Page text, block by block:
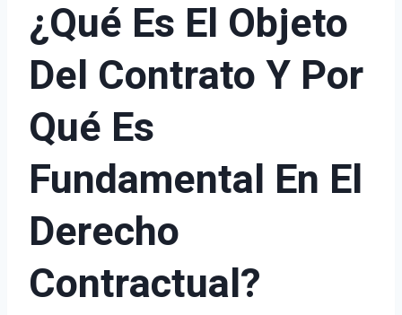
¿Qué Es El Objeto
Del Contrato Y Por
Qué Es
Fundamental En El
Derecho
Contractual?